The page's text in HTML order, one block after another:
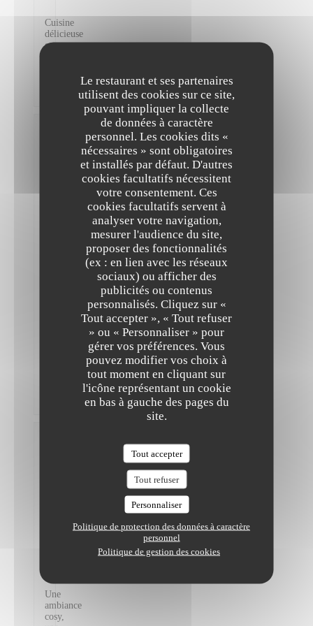
Le restaurant et ses partenaires
utilisent des cookies sur ce site,
pouvant impliquer la collecte
de données à caractère
personnel. Les cookies dits «
nécessaires » sont obligatoires
et installés par défaut. D'autres
cookies facultatifs nécessitent
votre consentement. Ces
cookies facultatifs servent à
analyser votre navigation,
mesurer l'audience du site,
proposer des fonctionnalités
(ex : en lien avec les réseaux
sociaux) ou afficher des
publicités ou contenus
personnalisés. Cliquez sur «
Tout accepter », « Tout refuser
» ou « Personnaliser » pour
gérer vos préférences. Vous
pouvez modifier vos choix à
tout moment en cliquant sur
l'icône représentant un cookie
en bas à gauche des pages du
site.
Tout accepter
Tout refuser
Personnaliser
Politique de protection des données à caractère
personnel
Politique de gestion des cookies
Cuisine
délicieuse
et
Ambiance
Cuisine
Qualité /
Ambiance
Une
ambiance
cosy,
The Friendly Kitchen